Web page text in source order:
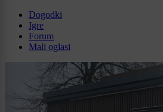
Dogodki
Igre
Forum
Mali oglasi